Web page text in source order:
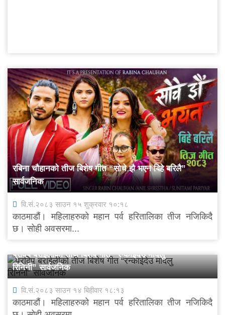
रबिना चौहानको तीज बिशेष गीत “सोचे झै भएन बिहे बरिलै”
सार्वजनिक
वि.सं.२०८३ साउन १५ शुक्रवार १०:१८
काठमाडौं। महिलाहरुको महान पर्व हरितालिका तीज नजिकिदै
छ। सोही अवसरमा...
प्रदिप बराईलीको तीज बिशेष गीत “रन्काईदेउ मादलु
रिनिनी” सार्वजनिक
वि.सं.२०८३ साउन १४ बिहीवार १८:१३
काठमाडौं। महिलाहरुको महान पर्व हरितालिका तीज नजिकिदै